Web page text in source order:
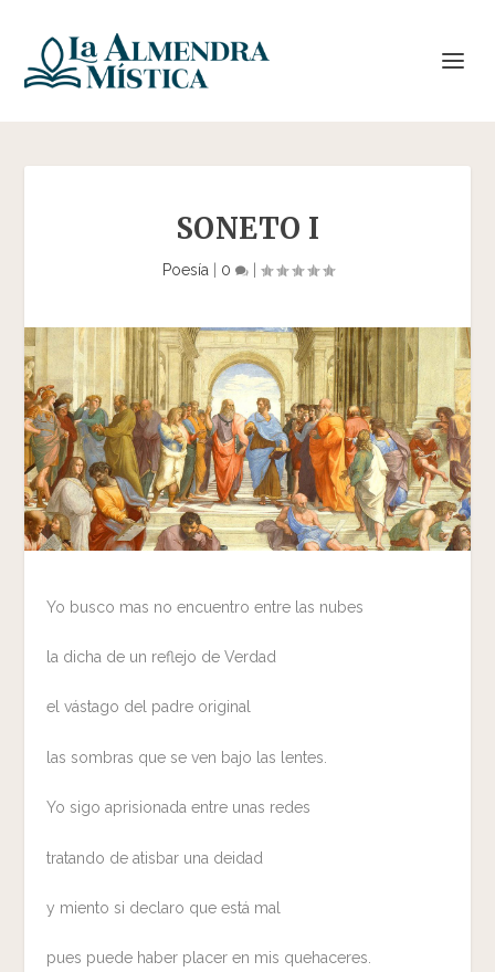
SONETO I
Poesía 0 |
Yo busco mas no encuentro entre las nubes
la dicha de un reflejo de Verdad
el vástago del padre original
las sombras que se ven bajo las lentes.
Yo sigo aprisionada entre unas redes
tratando de atisbar una deidad
y miento si declaro que está mal
pues puede haber placer en mis quehaceres.